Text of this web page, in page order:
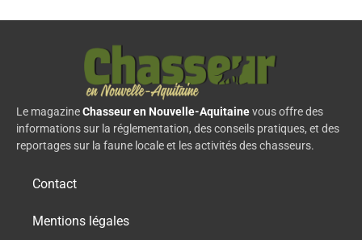
Le magazineChasseur en Nouvelle-Aquitainevous offre des
informations sur la réglementation, des conseils pratiques, et des
reportages sur la faune locale et les activités des chasseurs.
Contact
Mentions légales